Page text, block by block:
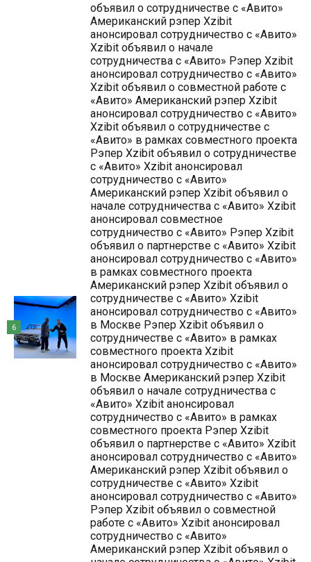
объявил о сотрудничестве с «Авито»
Американский рэпер Xzibit
анонсировал сотрудничество с «Авито»
Xzibit объявил о начале
сотрудничества с «Авито» Рэпер Xzibit
анонсировал сотрудничество с «Авито»
Xzibit объявил о совместной работе с
«Авито» Американский рэпер Xzibit
анонсировал сотрудничество с «Авито»
Xzibit объявил о сотрудничестве с
«Авито» в рамках совместного проекта
Рэпер Xzibit объявил о сотрудничестве
с «Авито» Xzibit анонсировал
сотрудничество с «Авито»
Американский рэпер Xzibit объявил о
начале сотрудничества с «Авито» Xzibit
анонсировал совместное
сотрудничество с «Авито» Рэпер Xzibit
объявил о партнерстве с «Авито» Xzibit
анонсировал сотрудничество с «Авито»
в рамках совместного проекта
Американский рэпер Xzibit объявил о
сотрудничестве с «Авито» Xzibit
анонсировал сотрудничество с «Авито»
в Москве Рэпер Xzibit объявил о
сотрудничестве с «Авито» в рамках
совместного проекта Xzibit
анонсировал сотрудничество с «Авито»
в Москве Американский рэпер Xzibit
объявил о начале сотрудничества с
«Авито» Xzibit анонсировал
сотрудничество с «Авито» в рамках
совместного проекта Рэпер Xzibit
объявил о партнерстве с «Авито» Xzibit
анонсировал сотрудничество с «Авито»
Американский рэпер Xzibit объявил о
сотрудничестве с «Авито» Xzibit
анонсировал сотрудничество с «Авито»
Рэпер Xzibit объявил о совместной
работе с «Авито» Xzibit анонсировал
сотрудничество с «Авито»
Американский рэпер Xzibit объявил о
6